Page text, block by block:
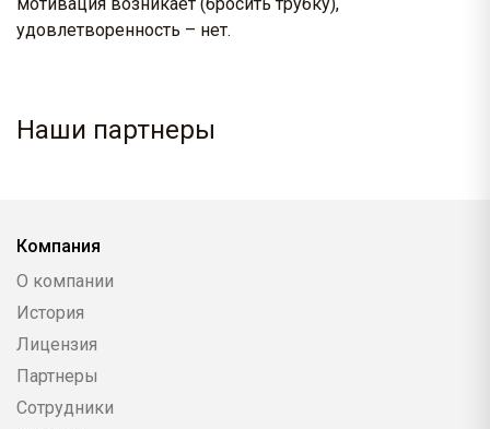
мотивация возникает (бросить трубку),
удовлетворенность – нет.
Наши партнеры
Компания
О компании
История
Лицензия
Партнеры
Сотрудники